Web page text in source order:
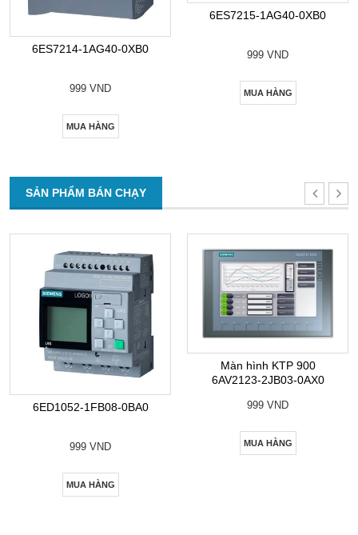
6ES7214-1AG40-0XB0
999 VND
MUA HÀNG
6ES7215-1AG40-0XB0
999 VND
MUA HÀNG
SẢN PHẨM BÁN CHẠY
6ED1052-1FB08-0BA0
999 VND
MUA HÀNG
Màn hình KTP 900
6AV2123-2JB03-0AX0
999 VND
MUA HÀNG